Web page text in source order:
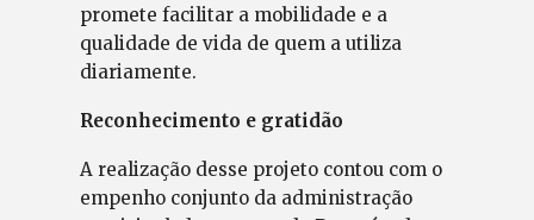
promete facilitar a mobilidade e a
qualidade de vida de quem a utiliza
diariamente.
Reconhecimento e gratidão
A realização desse projeto contou com o
empenho conjunto da administração